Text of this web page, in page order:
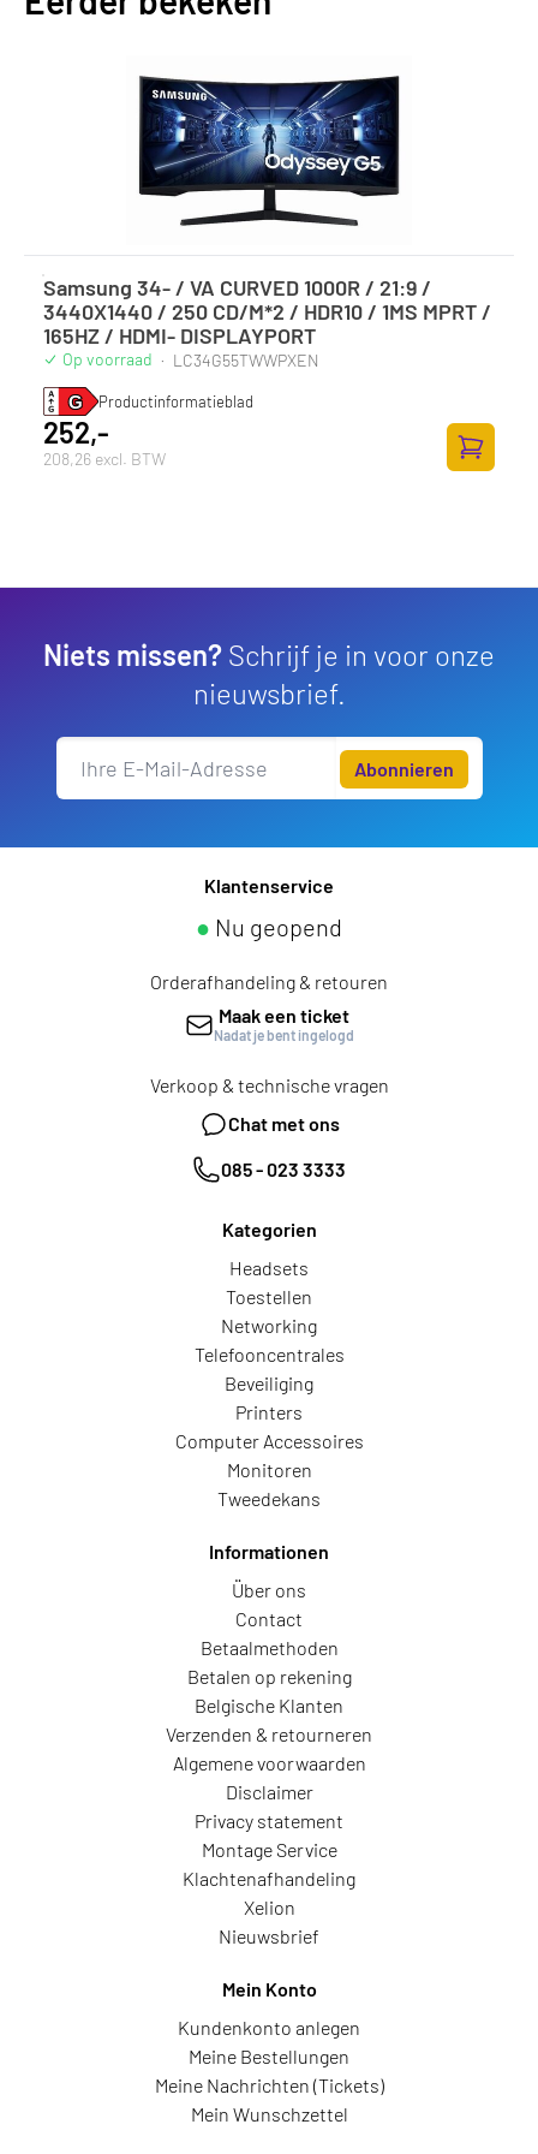
Samsung 34- / VA CURVED 1000R / 21:9 /
3440X1440 / 250 CD/M*2 / HDR10 / 1MS MPRT /
165HZ / HDMI- DISPLAYPORT
Op voorraad · LC34G55TWWPXEN
Productinformatieblad
252,-
208,26 excl. BTW
Zum
Niets missen? Schrijf je in voor onze
nieuwsbrief.
Abonnieren
Klantenservice
● Nu geopend
Orderafhandeling & retouren
Maak een ticket
Nadat je bent ingelogd
Verkoop & technische vragen
Chat met ons
085 - 023 3333
Kategorien
Headsets
Toestellen
Networking
Telefooncentrales
Beveiliging
Printers
Computer Accessoires
Monitoren
Tweedekans
Informationen
Über ons
Contact
Betaalmethoden
Betalen op rekening
Belgische Klanten
Verzenden & retourneren
Algemene voorwaarden
Disclaimer
Privacy statement
Montage Service
Klachtenafhandeling
Xelion
Nieuwsbrief
Mein Konto
Kundenkonto anlegen
Meine Bestellungen
Meine Nachrichten (Tickets)
Mein Wunschzettel